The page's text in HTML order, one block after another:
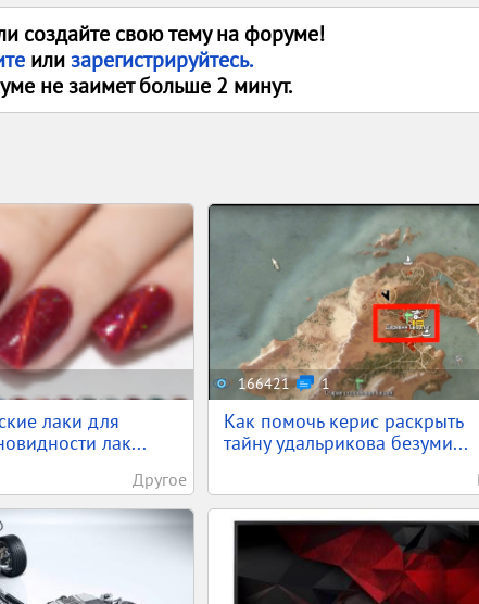
создайте свою тему на форуме!
илизарегистрируйтесь.
не заимет больше 2 минут.
лаки для
лак...
Другое
166421 1
Как помочь керис раскрыть
тайну удальрикова безуми...